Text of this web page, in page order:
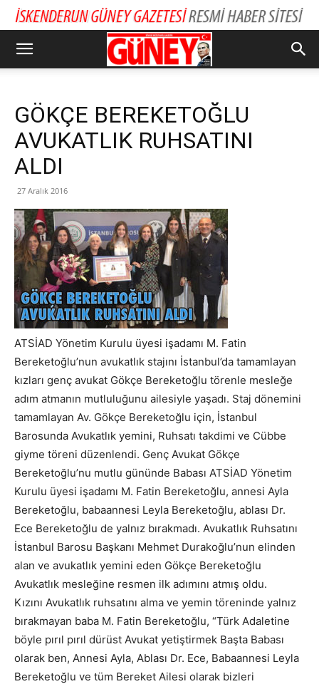
GÖKÇE BEREKETOĞLU
AVUKATLIK RUHSATINI
ALDI
27 Aralık 2016
ATSİAD Yönetim Kurulu üyesi işadamı M. Fatin
Bereketoğlu’nun avukatlık stajını İstanbul’da tamamlayan
kızları genç avukat Gökçe Bereketoğlu törenle mesleğe
adım atmanın mutluluğunu ailesiyle yaşadı. Staj dönemini
tamamlayan Av. Gökçe Bereketoğlu için, İstanbul
Barosunda Avukatlık yemini, Ruhsatı takdimi ve Cübbe
giyme töreni düzenlendi. Genç Avukat Gökçe
Bereketoğlu’nu mutlu gününde Babası ATSİAD Yönetim
Kurulu üyesi işadamı M. Fatin Bereketoğlu, annesi Ayla
Bereketoğlu, babaannesi Leyla Bereketoğlu, ablası Dr.
Ece Bereketoğlu de yalnız bırakmadı. Avukatlık Ruhsatını
İstanbul Barosu Başkanı Mehmet Durakoğlu’nun elinden
alan ve avukatlık yemini eden Gökçe Bereketoğlu
Avukatlık mesleğine resmen ilk adımını atmış oldu.
Kızını Avukatlık ruhsatını alma ve yemin töreninde yalnız
bırakmayan baba M. Fatin Bereketoğlu, “Türk Adaletine
böyle pırıl pırıl dürüst Avukat yetiştirmek Başta Babası
olarak ben, Annesi Ayla, Ablası Dr. Ece, Babaannesi Leyla
Bereketoğlu ve tüm Bereket Ailesi olarak bizleri